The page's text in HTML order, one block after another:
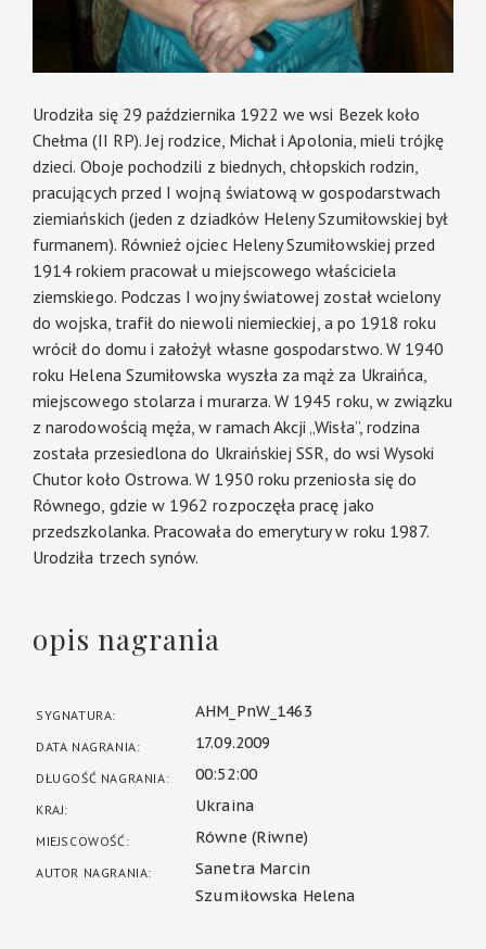
Urodziła się 29 października 1922 we wsi Bezek koło
Chełma (II RP). Jej rodzice, Michał i Apolonia, mieli trójkę
dzieci. Oboje pochodzili z biednych, chłopskich rodzin,
pracujących przed I wojną światową w gospodarstwach
ziemiańskich (jeden z dziadków Heleny Szumiłowskiej był
furmanem). Również ojciec Heleny Szumiłowskiej przed
1914 rokiem pracował u miejscowego właściciela
ziemskiego. Podczas I wojny światowej został wcielony
do wojska, trafił do niewoli niemieckiej, a po 1918 roku
wrócił do domu i założył własne gospodarstwo. W 1940
roku Helena Szumiłowska wyszła za mąż za Ukraińca,
miejscowego stolarza i murarza. W 1945 roku, w związku
z narodowością męża, w ramach Akcji „Wisła”, rodzina
została przesiedlona do Ukraińskiej SSR, do wsi Wysoki
Chutor koło Ostrowa. W 1950 roku przeniosła się do
Równego, gdzie w 1962 rozpoczęła pracę jako
przedszkolanka. Pracowała do emerytury w roku 1987.
Urodziła trzech synów.
opis nagrania
SYGNATURA: AHM_PnW_1463
DATA NAGRANIA: 17.09.2009
DŁUGOŚĆ NAGRANIA: 00:52:00
KRAJ: Ukraina
MIEJSCOWOŚĆ: Równe (Riwne)
AUTOR NAGRANIA:
Sanetra Marcin
Szumiłowska Helena